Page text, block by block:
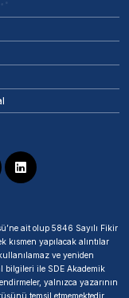
ait olup 5846 Sayılı Fikir
kısmen yapılacak alıntılar
ve yeniden
bilgileri ile SDE Akademik
yalnızca yazarının
temsil etmemektedir.